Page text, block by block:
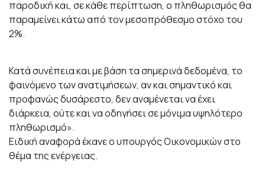
παροδική και, σε κάθε περίπτωση, ο πληθωρισμός θα
παραμείνει κάτω από τον μεσοπρόθεσμο στόχο του
2%.
Κατά συνέπεια και με βάση τα σημερινά δεδομένα, το
φαινόμενο των ανατιμήσεων, αν και σημαντικό και
προφανώς δυσάρεστο, δεν αναμένεται να έχει
διάρκεια, ούτε και να οδηγήσει σε μόνιμα υψηλότερο
πληθωρισμό».
Ειδική αναφορά έκανε ο υπουργός Οικονομικών στο
θέμα της ενέργειας.